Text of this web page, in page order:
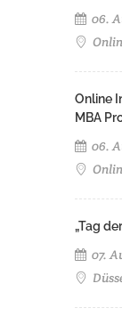
06.
Online
MBA
06.
„Tag
07.